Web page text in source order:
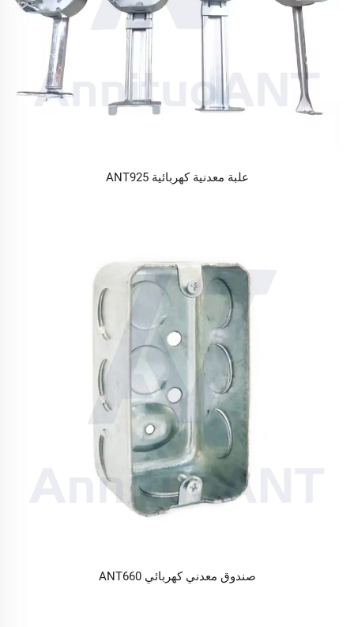
علبة معدنية كهربائية ANT925
صندوق معدني كهربائي ANT660